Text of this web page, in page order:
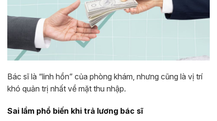
Bác sĩ là “linh hồn” của phòng khám, nhưng cũng là vị trí
khó quản trị nhất về mặt thu nhập.
Sai lầm phổ biến khi trả lương bác sĩ